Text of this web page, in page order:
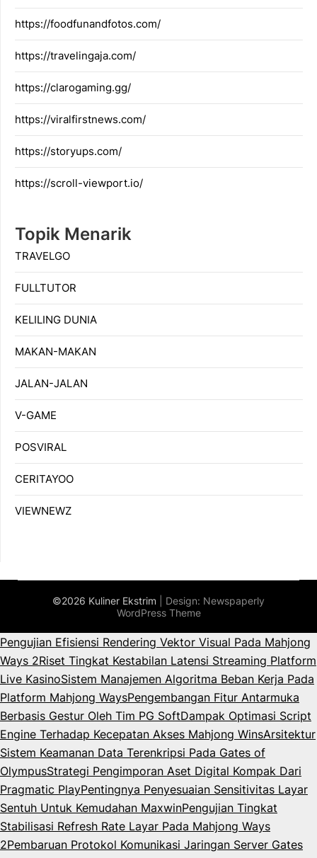
https://foodfunandfotos.com/
https://travelingaja.com/
https://clarogaming.gg/
https://viralfirstnews.com/
https://storyups.com/
https://scroll-viewport.io/
Topik Menarik
TRAVELGO
FULLTUTOR
KELILING DUNIA
MAKAN-MAKAN
JALAN-JALAN
V-GAME
POSVIRAL
CERITAYOO
VIEWNEWZ
©2026 Kuliner Ekstrim | Design: Newspaperly
WordPress Theme
Pengujian Efisiensi Rendering Vektor Visual Pada Mahjong
Ways 2Riset Tingkat Kestabilan Latensi Streaming Platform
Live KasinoSistem Manajemen Algoritma Beban Kerja Pada
Platform Mahjong WaysPengembangan Fitur Antarmuka
Berbasis Gestur Oleh Tim PG SoftDampak Optimasi Script
Engine Terhadap Kecepatan Akses Mahjong WinsArsitektur
Sistem Keamanan Data Terenkripsi Pada Gates of
OlympusStrategi Pengimporan Aset Digital Kompak Dari
Pragmatic PlayPentingnya Penyesuaian Sensitivitas Layar
Sentuh Untuk Kemudahan MaxwinPengujian Tingkat
Stabilisasi Refresh Rate Layar Pada Mahjong Ways
2Pembaruan Protokol Komunikasi Jaringan Server Gates